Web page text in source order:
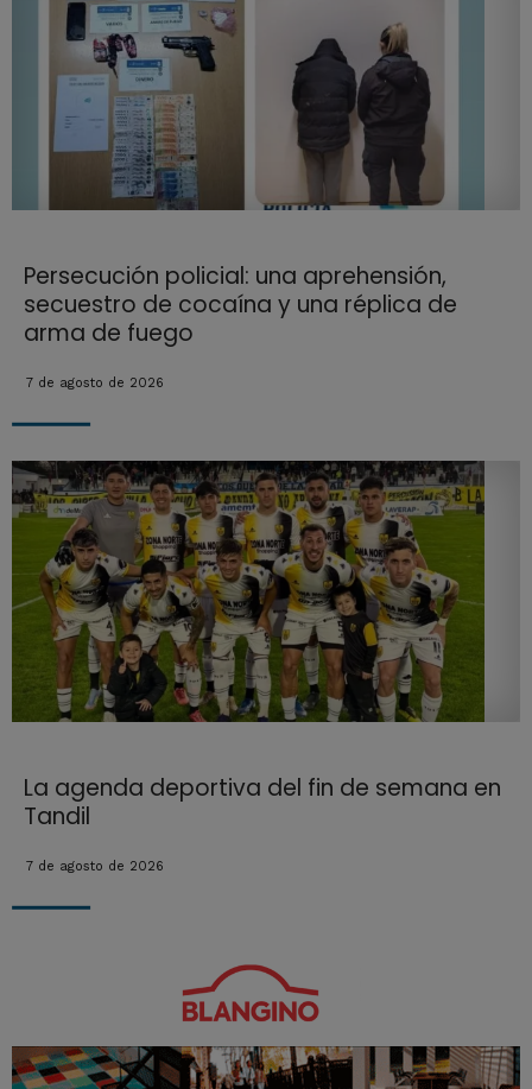
Persecución policial: una aprehensión,
secuestro de cocaína y una réplica de
arma de fuego
7 de agosto de 2026
La agenda deportiva del fin de semana en
Tandil
7 de agosto de 2026